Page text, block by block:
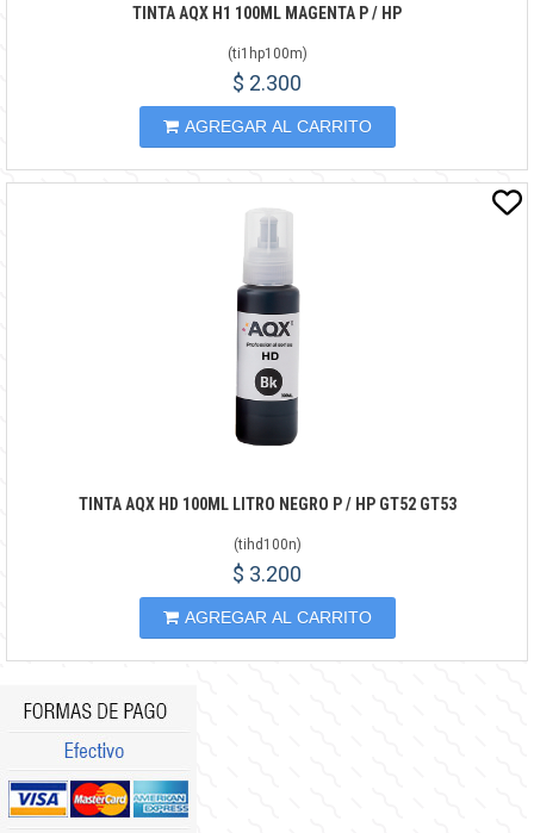
TINTA AQX H1 100ML MAGENTA P / HP
(ti1hp100m)
$ 2.300
AGREGAR AL CARRITO
TINTA AQX HD 100ML LITRO NEGRO P / HP GT52 GT53
(tihd100n)
$ 3.200
AGREGAR AL CARRITO